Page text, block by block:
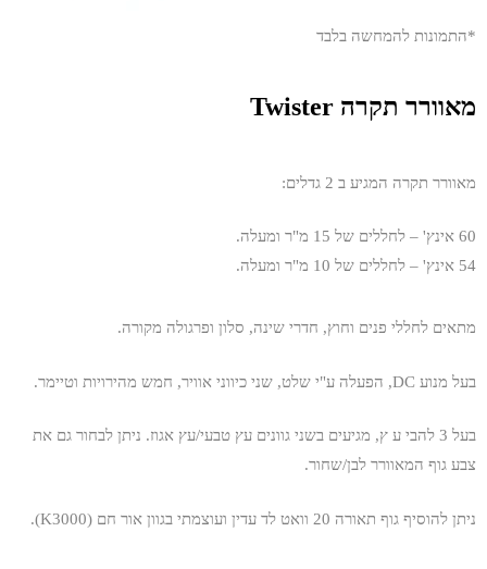
*התמונות להמחשה בלבד
מאוורר תקרה Twister
מאוורר תקרה המגיע ב 2 גדלים:
60 אינץ' – לחללים של 15 מ"ר ומעלה.
54 אינץ' – לחללים של 10 מ"ר ומעלה.
מתאים לחללי פנים וחוץ, חדרי שינה, סלון ופרגולה מקורה.
בעל מנוע DC, הפעלה ע"י שלט, שני כיווני אוויר, חמש מהירויות וטיימר.
בעל 3 להבי ע ץ, מגיעים בשני גוונים עץ טבעי/עץ אגוז. ניתן לבחור גם את
צבע גוף המאוורר לבן/שחור.
ניתן להוסיף גוף תאורה 20 וואט לד עדין ועוצמתי בגוון אור חם (K3000).